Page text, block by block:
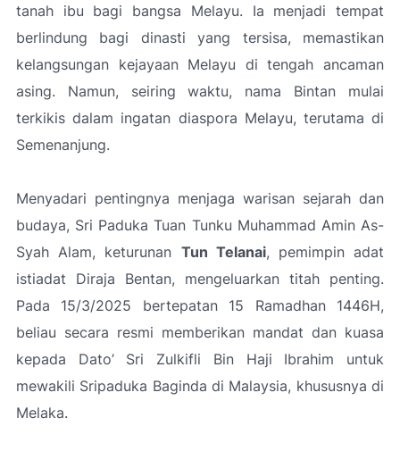
tanah ibu bagi bangsa Melayu. Ia menjadi tempat
berlindung bagi dinasti yang tersisa, memastikan
kelangsungan kejayaan Melayu di tengah ancaman
asing. Namun, seiring waktu, nama Bintan mulai
terkikis dalam ingatan diaspora Melayu, terutama di
Semenanjung.
Menyadari pentingnya menjaga warisan sejarah dan
budaya, Sri Paduka Tuan Tunku Muhammad Amin As-
Syah Alam, keturunan Tun Telanai, pemimpin adat
istiadat Diraja Bentan, mengeluarkan titah penting.
Pada 15/3/2025 bertepatan 15 Ramadhan 1446H,
beliau secara resmi memberikan mandat dan kuasa
kepada Dato’ Sri Zulkifli Bin Haji Ibrahim untuk
mewakili Sripaduka Baginda di Malaysia, khususnya di
Melaka.